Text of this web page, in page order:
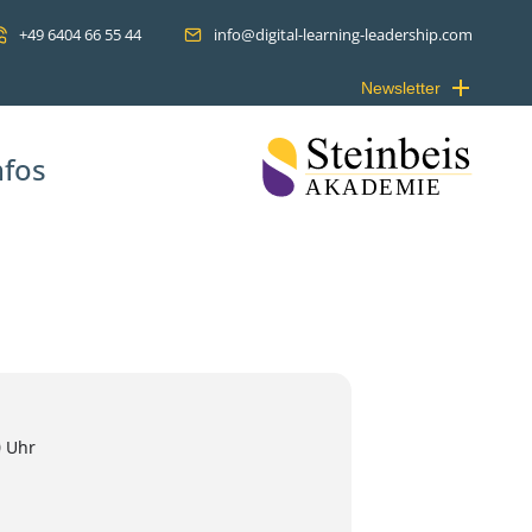
+49 6404 66 55 44 info@digital-learning-leadership.com
Newsletter
Online-Lehrgang
Uhr